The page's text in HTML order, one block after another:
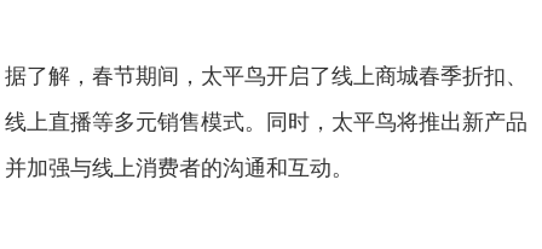
据了解，春节期间，太平鸟开启了线上商城春季折扣、
线上直播等多元销售模式。同时，太平鸟将推出新产品
并加强与线上消费者的沟通和互动。